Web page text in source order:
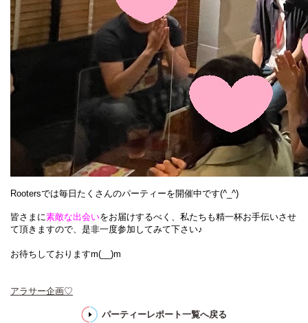
Rootersでは毎日たくさんのパーティーを開催中です(^_^)
皆さまに素敵な出会いをお届けするべく、 私たちも精一杯お手伝いさせ
て頂きますので、是非一度参加してみて下さい♪
お待ちしておりますm(__)m
アラサー企画♡
パーティーレポート一覧へ戻る